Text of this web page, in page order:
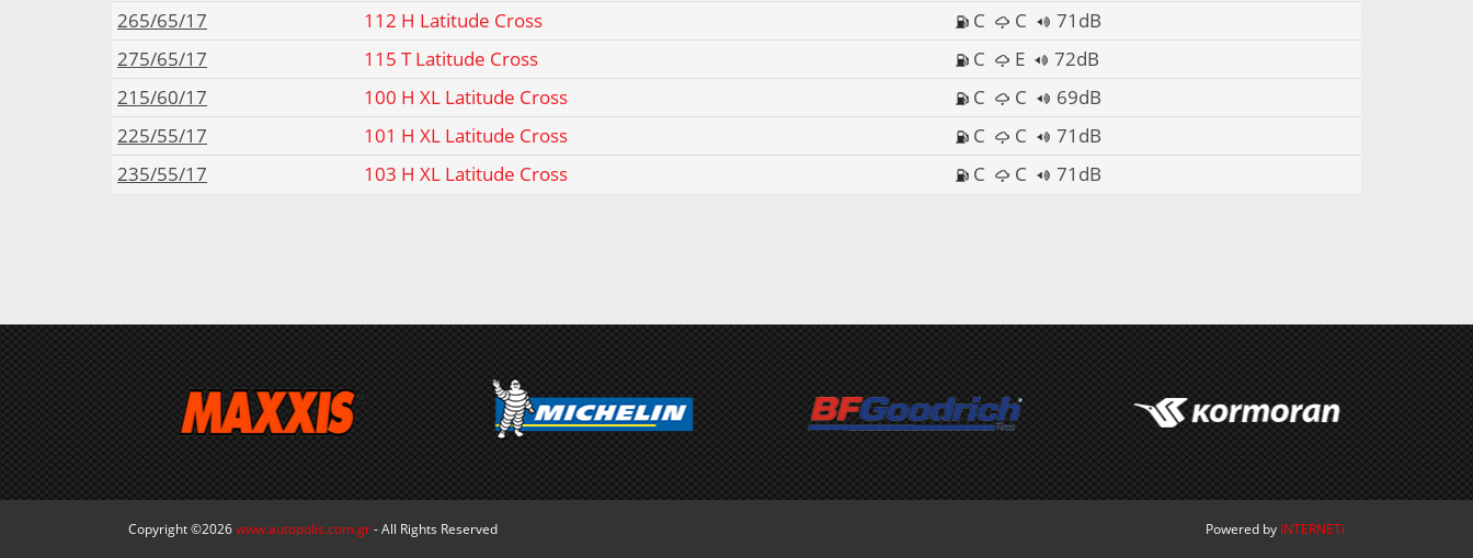
265/65/17
112 H Latitude Cross C C
71dB
275/65/17
115 T Latitude Cross C E
72dB
215/60/17
100 H XL Latitude Cross C C
69dB
225/55/17
101 H XL Latitude Cross C C
71dB
235/55/17
103 H XL Latitude Cross C C 71dB
Copyright ©2026www.autopolis.com.gr- All Rights Reserved Powered by INTERNETi